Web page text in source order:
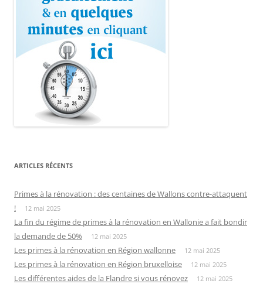
ARTICLES RÉCENTS
Primes à la rénovation : des centaines de Wallons contre-attaquent
!
12 mai 2025
La fin du régime de primes à la rénovation en Wallonie a fait bondir
la demande de 50%
12 mai 2025
Les primes à la rénovation en Région wallonne 12 mai 2025
Les primes à la rénovation en Région bruxelloise 12 mai 2025
Les différentes aides de la Flandre si vous rénovez 12 mai 2025